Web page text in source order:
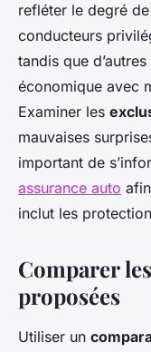
refléter le degré
conducteurs
tandis que
économique avec
Examiner les
mauvaises
important de
assurance auto
inclut les
Comparer
proposées
Utiliser un